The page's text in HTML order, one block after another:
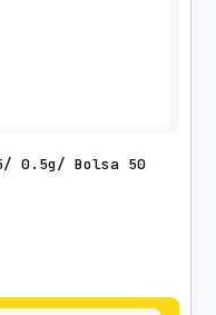
0.5g/ Bolsa 50